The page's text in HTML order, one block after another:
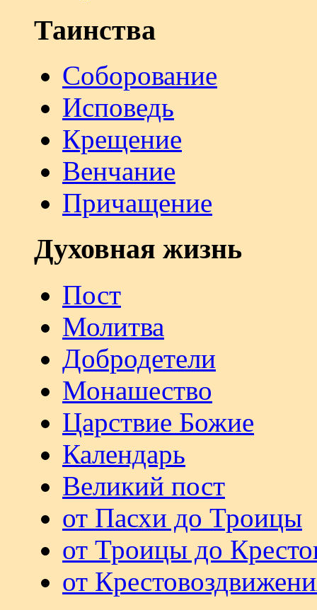
Таинства
Соборование
Исповедь
Крещение
Венчание
Причащение
Духовная жизнь
Пост
Молитва
Добродетели
Монашество
Царствие Божие
Календарь
Великий пост
от Пасхи до Троицы
от Троицы до
от